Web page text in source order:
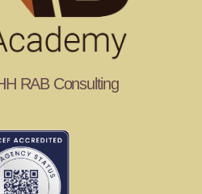
RAB Consulting